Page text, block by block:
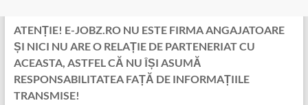
ATENȚIE! E-JOBZ.RO NU ESTE FIRMA ANGAJATOARE
ȘI NICI NU ARE O RELAȚIE DE PARTENERIAT CU
ACEASTA, ASTFEL CĂ NU ÎȘI ASUMĂ
RESPONSABILITATEA FAȚĂ DE INFORMAȚIILE
TRANSMISE!